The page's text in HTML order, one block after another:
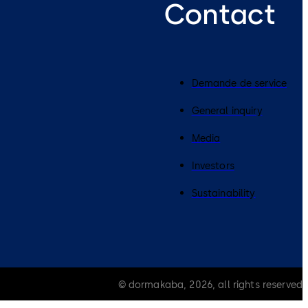
Contact
Demande de service
General inquiry
Media
Investors
Sustainability
© dormakaba, 2026, all rights reserved